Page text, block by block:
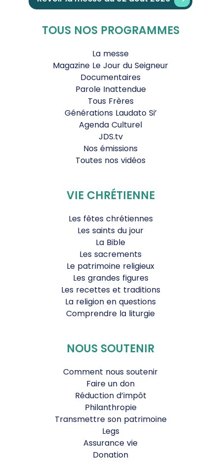
TOUS NOS PROGRAMMES
La messe
Magazine Le Jour du Seigneur
Documentaires
Parole Inattendue
Tous Frères
Générations Laudato Si’
Agenda Culturel
JDS.tv
Nos émissions
Toutes nos vidéos
VIE CHRÉTIENNE
Les fêtes chrétiennes
Les saints du jour
La Bible
Les sacrements
Le patrimoine religieux
Les grandes figures
Les recettes et traditions
La religion en questions
Comprendre la liturgie
NOUS SOUTENIR
Comment nous soutenir
Faire un don
Réduction d’impôt
Philanthropie
Transmettre son patrimoine
Legs
Assurance vie
Donation